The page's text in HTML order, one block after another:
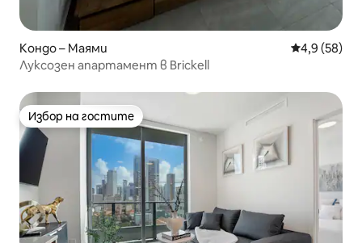
Кондо – Маями Средна
4,9 (58)
Луксозен апартамент в Brickell
Избор на гостите
Избор на гостите